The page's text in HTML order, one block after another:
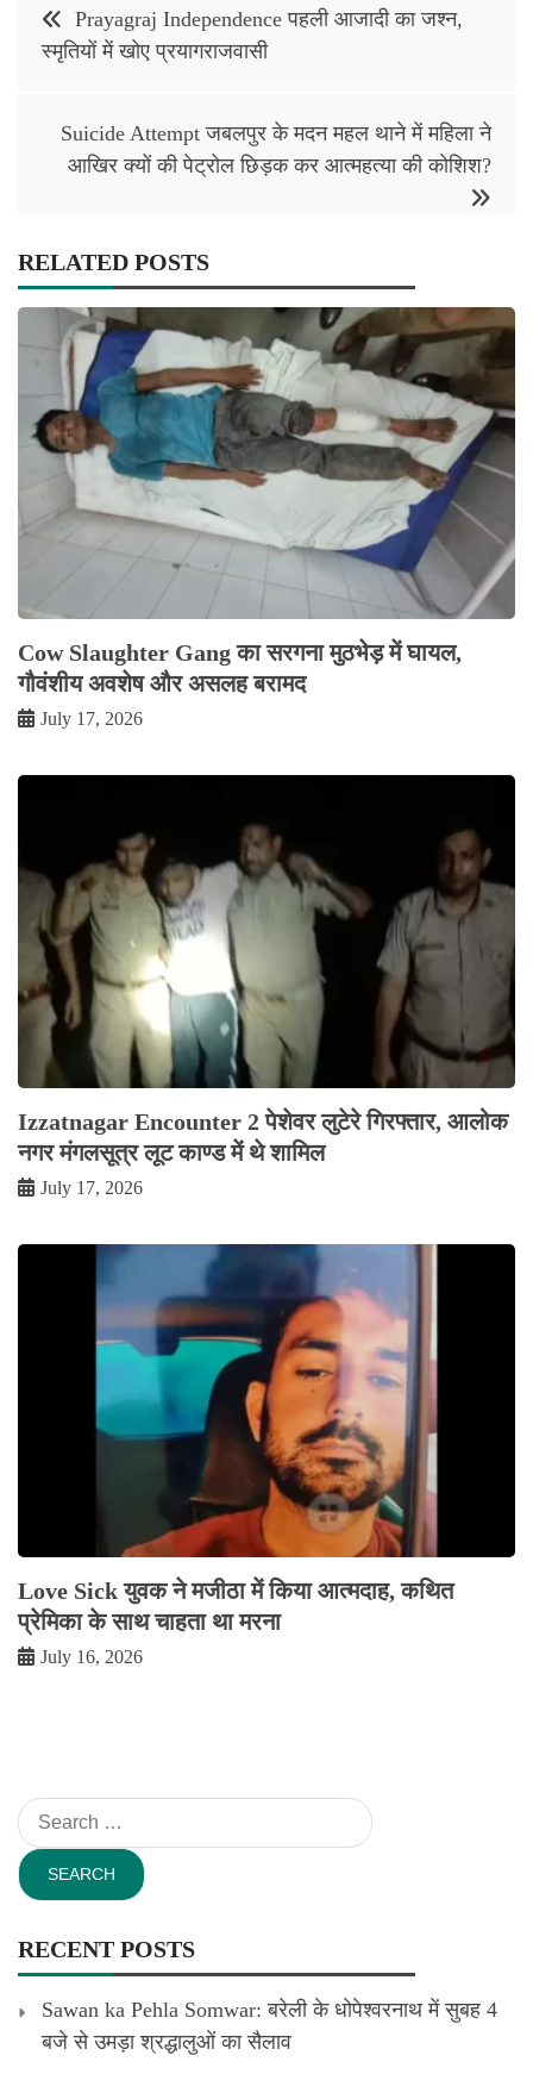
navigation
Prayagraj Independence पहली आजादी का जश्न,
स्मृतियों में खोए प्रयागराजवासी
Suicide Attempt जबलपुर के मदन महल थाने में महिला ने
आखिर क्यों की पेट्रोल छिड़क कर आत्महत्या की कोशिश?
RELATED POSTS
Cow Slaughter Gang का सरगना मुठभेड़ में घायल,
गौवंशीय अवशेष और असलह बरामद
July 17, 2026
Izzatnagar Encounter 2 पेशेवर लुटेरे गिरफ्तार, आलोक
नगर मंगलसूत्र लूट काण्‍ड में थे शामिल
July 17, 2026
Love Sick युवक ने मजीठा में किया आत्मदाह, कथित
प्रेमिका के साथ चाहता था मरना
July 16, 2026
Search
for:
RECENT POSTS
Sawan ka Pehla Somwar: बरेली के धोपेश्वरनाथ में सुबह 4
बजे से उमड़ा श्रद्धालुओं का सैलाव